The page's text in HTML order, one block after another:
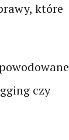
które
czy